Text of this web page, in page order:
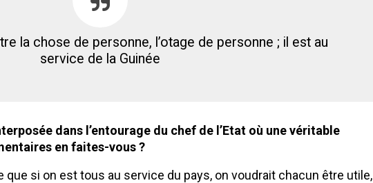
la chose de personne, l’otage de personne ; il est au
service de la Guinée
dans l’entourage du chef de l’Etat où une véritable
en faites-vous ?
que si on est tous au service du pays, on voudrait chacun être utile,